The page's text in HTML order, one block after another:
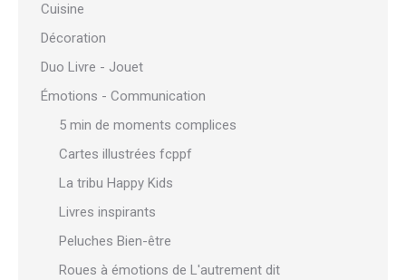
Cuisine
Décoration
Duo Livre - Jouet
Émotions - Communication
5 min de moments complices
Cartes illustrées fcppf
La tribu Happy Kids
Livres inspirants
Peluches Bien-être
Roues à émotions de L'autrement dit